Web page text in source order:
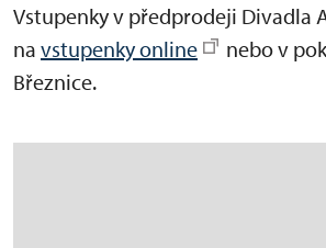
Vstupenky v předprodeji Divadla
na vstupenky online
nebo v
Březnice.